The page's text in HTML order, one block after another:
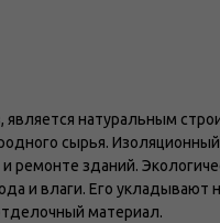
натуральным
сырья.
ремонте зданий.
и влаги. Его укладывают
материал.